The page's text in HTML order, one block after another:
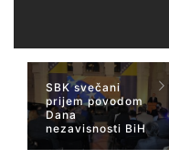
SBK svečani
prijem povodom
Dana
nezavisnosti BiH